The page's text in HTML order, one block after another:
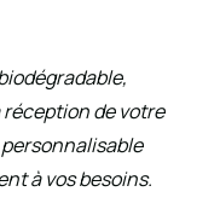
de votre
à vos besoins.